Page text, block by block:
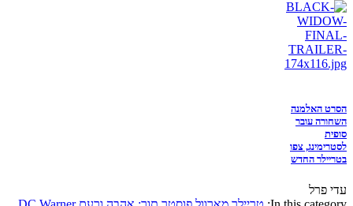
הסרט האלמנה
השחורה עובר
סופית
לסטרימינג, צפו
בטריילר החדש
עדי פרל